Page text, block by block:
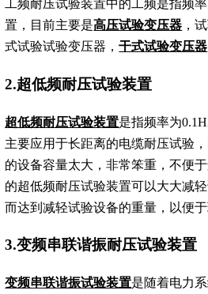
工频耐压试验装置中的工频是指频
置，目前主要是高压试验变压器 ，
式试验试验变压器，干式试验变压器
2.超低频耐压试验装置
超低频耐压试验装置是指频率为
主要应用于长距离的电缆耐压试验
的设备容量太大，非常笨重，不便
的超低频耐压试验装置可以大大减
而达到减轻试验设备的重量，以便
3.变频串联谐振耐压试验装置
变频串联谐振试验装置是随着电力